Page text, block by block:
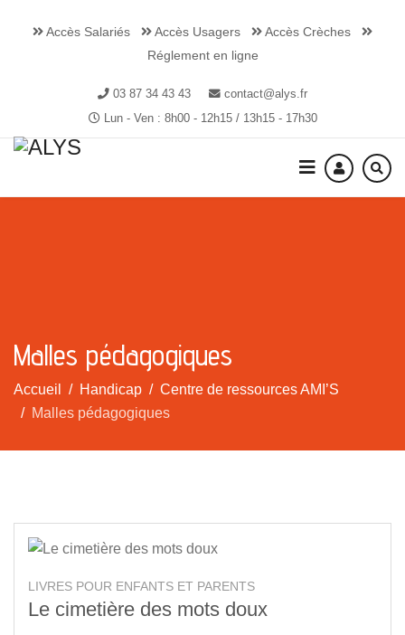
Accès Salariés Accès Usagers
Accès Crèches
Réglement en ligne
03 87 34 43 43
contact@alys.fr
Lun - Ven : 8h00 - 12h15 / 13h15 - 17h30
Malles pédagogiques
Accueil Handicap
Centre de ressources AMI’S
Malles pédagogiques
LIVRES POUR ENFANTS ET PARENTS
Le cimetière des mots doux